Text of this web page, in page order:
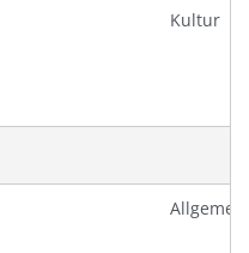
Kultur
Allgemein